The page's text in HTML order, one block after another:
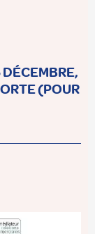
(POUR